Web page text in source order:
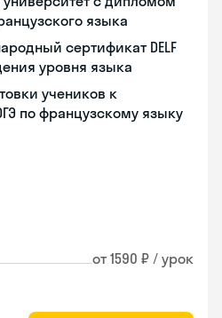
языка
сертификат DELF
уровня языка
учеников к
по французскому языку
от 1590 ₽ / урок